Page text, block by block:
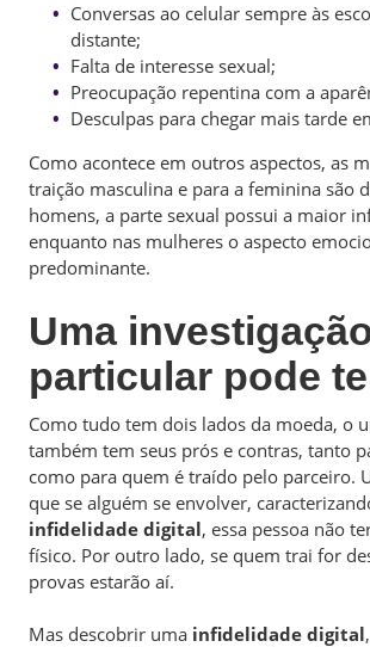
Conversas ao celular sempre às
distante;
Falta de interesse sexual;
Preocupação repentina com a
Desculpas para chegar mais tarde
Como acontece em outros aspectos, as
traição masculina e para a feminina são
homens, a parte sexual possui a maior
enquanto nas mulheres o aspecto
predominante.
Uma
particular pode
Como tudo tem dois lados da moeda, o
também tem seus prós e contras, tanto
como para quem é traído pelo parceiro.
que se alguém se envolver,
infidelidade digital, essa pessoa não
físico. Por outro lado, se quem trai for
provas estarão aí.
Mas descobrir uma infidelidade digital